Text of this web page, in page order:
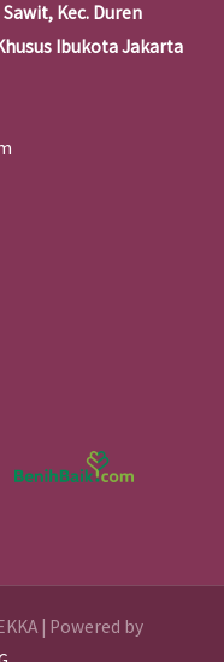
Sawit, Kec. Duren
Ibukota Jakarta
| Powered by